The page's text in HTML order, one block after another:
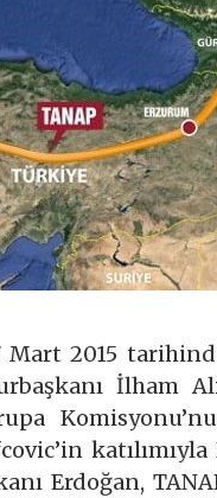
2015
İlham
Erdoğan,